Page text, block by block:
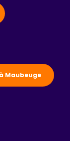
Maubeuge